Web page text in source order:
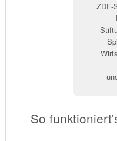
ZDF-
So